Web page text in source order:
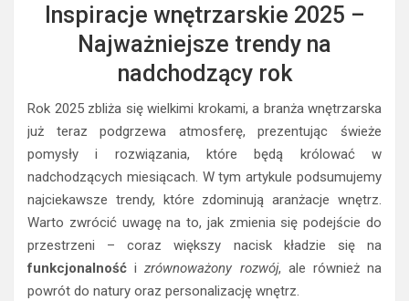
Inspiracje wnętrzarskie 2025 –
Najważniejsze trendy na
nadchodzący rok
Rok 2025 zbliża się wielkimi krokami, a branża wnętrzarska
już teraz podgrzewa atmosferę, prezentując świeże
pomysły i rozwiązania, które będą królować w
nadchodzących miesiącach. W tym artykule podsumujemy
najciekawsze trendy, które zdominują aranżacje wnętrz.
Warto zwrócić uwagę na to, jak zmienia się podejście do
przestrzeni – coraz większy nacisk kładzie się na
funkcjonalność izrównoważony rozwój, ale również na
powrót do natury oraz personalizację wnętrz.